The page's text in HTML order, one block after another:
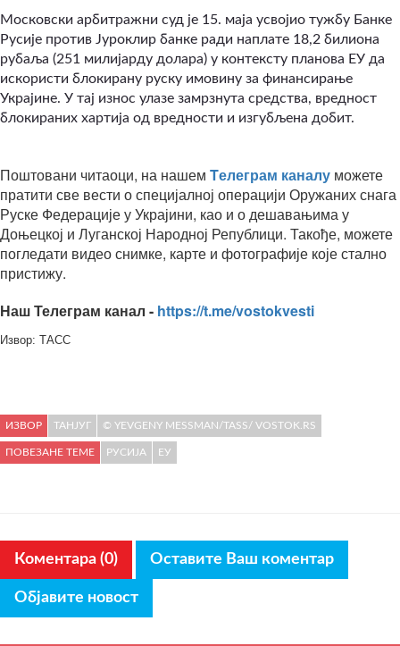
Московски арбитражни суд је 15. маја усвојио тужбу Банке
Русије против Јуроклир банке ради наплате 18,2 билиона
рубаља (251 милијарду долара) у контексту планова ЕУ да
искористи блокирану руску имовину за финансирање
Украјине. У тај износ улазе замрзнута средства, вредност
блокираних хартија од вредности и изгубљена добит.
Поштовани читаоци, на нашем Tелеграм каналу можете
пратити све вести о специјалној операцији Оружаних снага
Руске Федерације у Украјини, као и о дешавањима у
Доњецкој и Луганској Народној Републици. Такође, можете
погледати видео снимке, карте и фотографије које стално
пристижу.
Наш Телеграм канал - https://t.me/vostokvesti
Извор: ТАСС
ИЗВОР ТАНЈУГ © YEVGENY MESSMAN/TASS/ VOSTOK.RS
ПОВЕЗАНЕ ТЕМЕ РУСИЈА ЕУ
Коментара (0) Оставите Ваш коментар
Објавите новост